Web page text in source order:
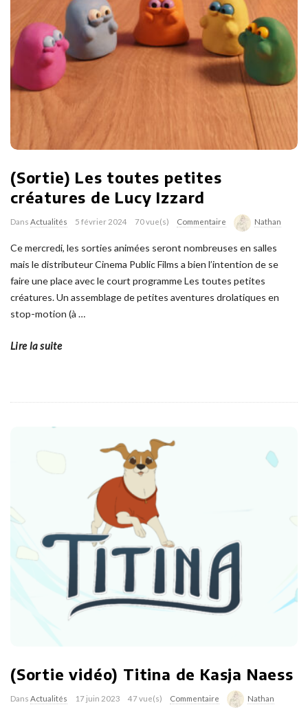
(Sortie) Les toutes petites
créatures de Lucy Izzard
Dans Actualités 5 février 2024 70 vue(s) Commentaire Nathan
Ce mercredi, les sorties animées seront nombreuses en salles
mais le distributeur Cinema Public Films a bien l’intention de se
faire une place avec le court programme Les toutes petites
créatures. Un assemblage de petites aventures drolatiques en
stop-motion (à …
Lire la suite
(Sortie vidéo) Titina de Kasja Naess
Dans Actualités 17 juin 2023 47 vue(s) Commentaire Nathan